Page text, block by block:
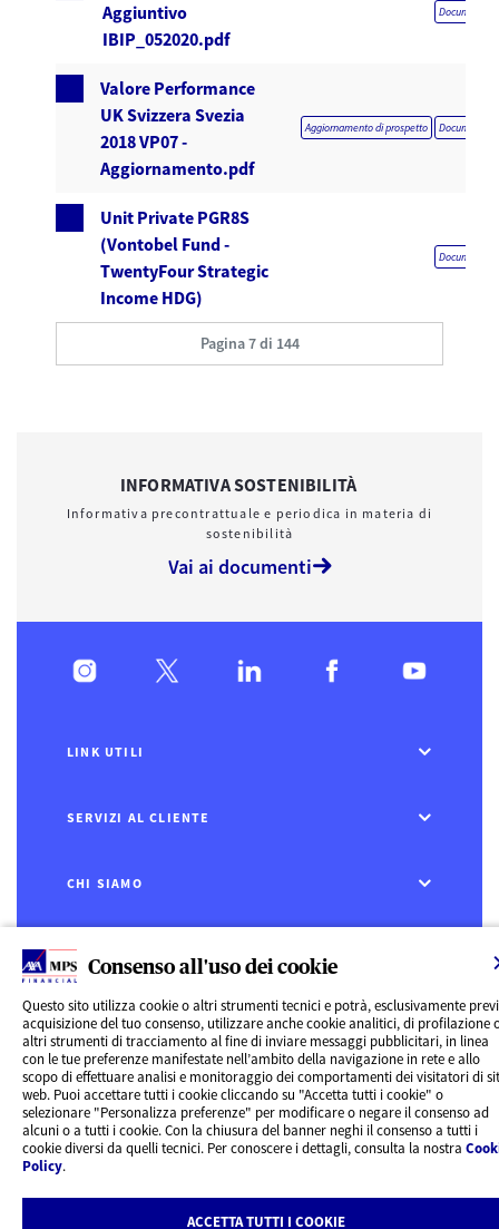
Consenso all'uso dei cookie
Questo sito utilizza cookie o altri strumenti tecnici e potrà, esclusivamente
acquisizione del tuo consenso, utilizzare anche cookie analitici, di profilazione
altri strumenti di tracciamento al fine di inviare messaggi pubblicitari, in linea
con le tue preferenze manifestate nell’ambito della navigazione in rete e allo
scopo di effettuare analisi e monitoraggio dei comportamenti dei visitatori di
web. Puoi accettare tutti i cookie cliccando su "Accetta tutti i cookie" o
selezionare "Personalizza preferenze" per modificare o negare il consenso ad
alcuni o a tutti i cookie. Con la chiusura del banner neghi il consenso a tutti i
cookie diversi da quelli tecnici. Per conoscere i dettagli, consulta la nostra
Policy.
ACCETTA TUTTI I COOKIE
Aggiuntivo
IBIP_052020.pdf
Valore Performance
UK Svizzera Svezia
2018 VP07 -
Aggiornamento.pdf
Aggiornamento di prospetto
Unit Private PGR8S
(Vontobel Fund -
TwentyFour Strategic
Income HDG)
Pagina 7 di 144
INFORMATIVA SOSTENIBILITÀ
Informativa precontrattuale e periodica in materia di
sostenibilità
Vai ai documenti
LINK UTILI
SERVIZI AL CLIENTE
CHI SIAMO
CONTATTI
Rivedi le tue scelte sui Cookie
Cookie Policy
Informazioni legali
AXA MPS Financial DAC - VAT Number IE8293822E